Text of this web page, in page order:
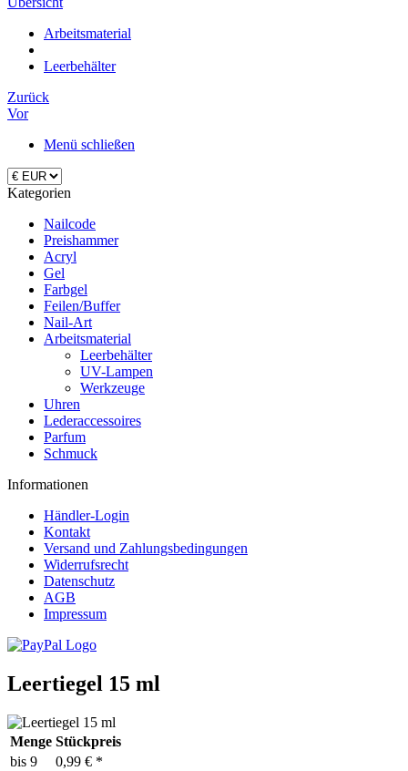
Arbeitsmaterial
Leerbehälter
Zurück
Vor
Menü schließen
Kategorien
Nailcode
Preishammer
Acryl
Gel
Farbgel
Feilen/Buffer
Nail-Art
Arbeitsmaterial
Leerbehälter
UV-Lampen
Werkzeuge
Uhren
Lederaccessoires
Parfum
Schmuck
Informationen
Händler-Login
Kontakt
Versand und Zahlungsbedingungen
Widerrufsrecht
Datenschutz
AGB
Impressum
Leertiegel 15 ml
Menge Stückpreis
bis 9
0,99 € *